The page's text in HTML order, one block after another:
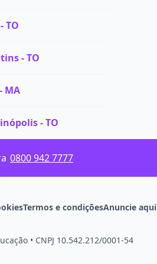
TO
- TO
MA
- TO
0800 942 7777
Termos e condiçõesAnuncie aqui
• CNPJ 10.542.212/0001-54